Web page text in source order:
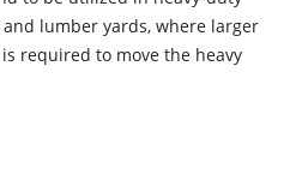
lumber yards, where larger
required to move the heavy